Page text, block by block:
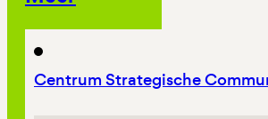
Centrum Strategische